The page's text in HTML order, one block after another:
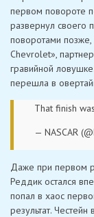
первом повороте
развернул своего
поворотами
Chevrolet»,
гравийной
перешла в
That finish
— NASCAR
Даже при первом
Реддик остался
попал в хаос
результат.